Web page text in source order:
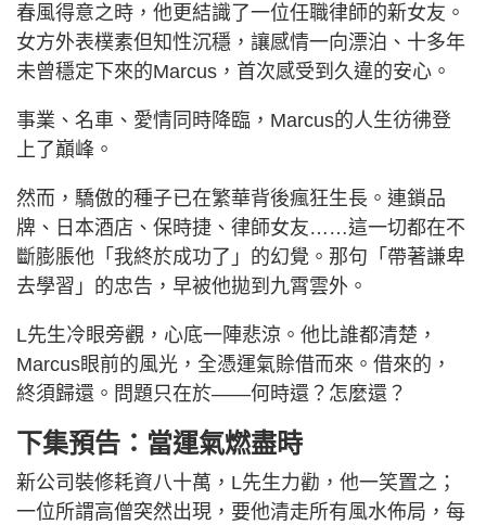
春風得意之時，他更結識了一位任職律師的新女友。
女方外表樸素但知性沉穩，讓感情一向漂泊、十多年
未曾穩定下來的Marcus，首次感受到久違的安心。
事業、名車、愛情同時降臨，Marcus的人生彷彿登
上了巔峰。
然而，驕傲的種子已在繁華背後瘋狂生長。連鎖品
牌、日本酒店、保時捷、律師女友……這一切都在不
斷膨脹他「我終於成功了」的幻覺。那句「帶著謙卑
去學習」的忠告，早被他拋到九霄雲外。
L先生冷眼旁觀，心底一陣悲涼。他比誰都清楚，
Marcus眼前的風光，全憑運氣賒借而來。借來的，
終須歸還。問題只在於——何時還？怎麼還？
下集預告：當運氣燃盡時
新公司裝修耗資八十萬，L先生力勸，他一笑置之；
一位所謂高僧突然出現，要他清走所有風水佈局，每